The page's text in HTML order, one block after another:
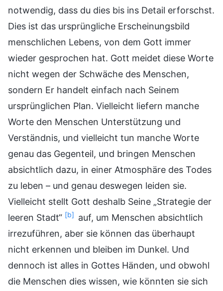
notwendig, dass du dies bis ins Detail erforschst.
Dies ist das ursprüngliche Erscheinungsbild
menschlichen Lebens, von dem Gott immer
wieder gesprochen hat. Gott meidet diese Worte
nicht wegen der Schwäche des Menschen,
sondern Er handelt einfach nach Seinem
ursprünglichen Plan. Vielleicht liefern manche
Worte den Menschen Unterstützung und
Verständnis, und vielleicht tun manche Worte
genau das Gegenteil, und bringen Menschen
absichtlich dazu, in einer Atmosphäre des Todes
zu leben – und genau deswegen leiden sie.
Vielleicht stellt Gott deshalb Seine „Strategie der
leeren Stadt“ [b] auf, um Menschen absichtlich
irrezuführen, aber sie können das überhaupt
nicht erkennen und bleiben im Dunkel. Und
dennoch ist alles in Gottes Händen, und obwohl
die Menschen dies wissen, wie könnten sie sich